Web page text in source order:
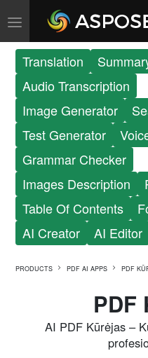
Translation
Audio Transcription
Image Generator
Test Generator
Grammar Checker
Images Description
Table Of Contents
AI Creator
AI Editor
PRODUCTS PDF AI APPS PDF
PDF
AI PDF Kūrėjas –